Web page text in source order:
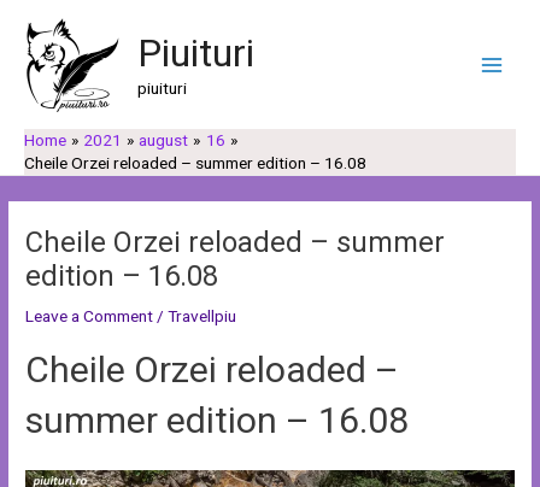
content
Piuituri
piuituri
Menu
Home 2021 august
16
Cheile Orzei reloaded – summer edition – 16.08
Cheile Orzei reloaded – summer
edition – 16.08
Leave a Comment/Travellpiu
Cheile Orzei reloaded –
summer edition – 16.08
navigation
a
u
ă
a
t
g
o
i
i